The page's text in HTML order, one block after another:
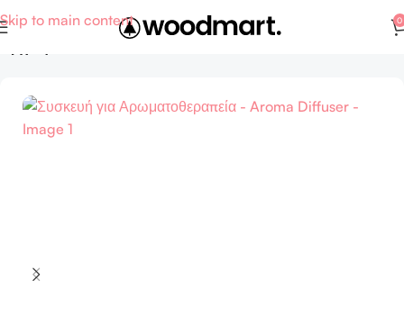
Skip to main content 0